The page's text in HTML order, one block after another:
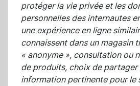
protéger la vie privée et les
personnelles des internautes
une expérience en ligne
connaissent dans un magasin
« anonyme », consultation ou
de produits, choix de partager
information pertinente pour le